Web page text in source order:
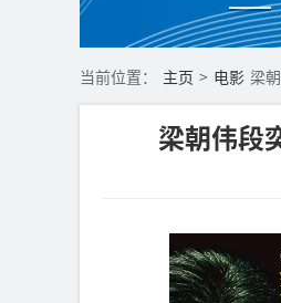
当前位置： 主页 > 电影 梁
梁朝伟段